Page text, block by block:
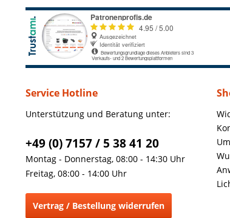
Service Hotline
Unterstützung und Beratung unter:
+49 (0) 7157 / 5 38 41 20
Montag - Donnerstag, 08:00 - 14:30 Uhr
Freitag, 08:00 - 14:00 Uhr
Vertrag / Bestellung widerrufen